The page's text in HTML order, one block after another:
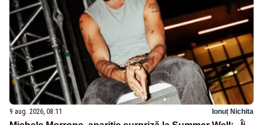
9 aug. 2026, 08:11 Ionuț Nichita